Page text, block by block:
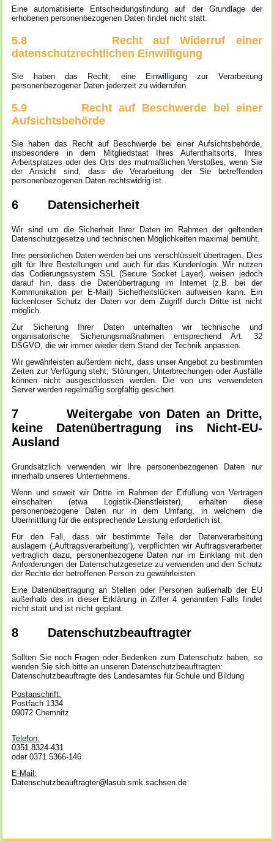
Eine automatisierte Entscheidungsfindung auf der Grundlage der
erhobenen personenbezogenen Daten findet nicht statt.
5.8 Recht auf Widerruf einer
datenschutzrechtlichen Einwilligung
Sie haben das Recht, eine Einwilligung zur Verarbeitung
personenbezogener Daten jederzeit zu widerrufen.
5.9 Recht auf Beschwerde bei einer
Aufsichtsbehörde
Sie haben das Recht auf Beschwerde bei einer Aufsichtsbehörde,
insbesondere in dem Mitgliedstaat Ihres Aufenthaltsorts, Ihres
Arbeitsplatzes oder des Orts des mutmaßlichen Verstoßes, wenn Sie
der Ansicht sind, dass die Verarbeitung der Sie betreffenden
personenbezogenen Daten rechtswidrig ist.
6 Datensicherheit
Wir sind um die Sicherheit Ihrer Daten im Rahmen der geltenden
Datenschutzgesetze und technischen Möglichkeiten maximal bemüht.
Ihre persönlichen Daten werden bei uns verschlüsselt übertragen. Dies
gilt für Ihre Bestellungen und auch für das Kundenlogin. Wir nutzen
das Codierungssystem SSL (Secure Socket Layer), weisen jedoch
darauf hin, dass die Datenübertragung im Internet (z.B. bei der
Kommunikation per E-Mail) Sicherheitslücken aufweisen kann. Ein
lückenloser Schutz der Daten vor dem Zugriff durch Dritte ist nicht
möglich.
Zur Sicherung Ihrer Daten unterhalten wir technische und
organisatorische Sicherungsmaßnahmen entsprechend Art. 32
DSGVO, die wir immer wieder dem Stand der Technik anpassen.
Wir gewährleisten außerdem nicht, dass unser Angebot zu bestimmten
Zeiten zur Verfügung steht; Störungen, Unterbrechungen oder Ausfälle
können nicht ausgeschlossen werden. Die von uns verwendeten
Server werden regelmäßig sorgfältig gesichert.
7 Weitergabe von Daten an Dritte,
keine Datenübertragung ins Nicht-EU-
Ausland
Grundsätzlich verwenden wir Ihre personenbezogenen Daten nur
innerhalb unseres Unternehmens.
Wenn und soweit wir Dritte im Rahmen der Erfüllung von Verträgen
einschalten (etwa Logistik-Dienstleister), erhalten diese
personenbezogene Daten nur in dem Umfang, in welchem die
Übermittlung für die entsprechende Leistung erforderlich ist.
Für den Fall, dass wir bestimmte Teile der Datenverarbeitung
auslagern („Auftragsverarbeitung“), verpflichten wir Auftragsverarbeiter
vertraglich dazu, personenbezogene Daten nur im Einklang mit den
Anforderungen der Datenschutzgesetze zu verwenden und den Schutz
der Rechte der betroffenen Person zu gewährleisten.
Eine Datenübertragung an Stellen oder Personen außerhalb der EU
außerhalb des in dieser Erklärung in Ziffer 4 genannten Falls findet
nicht statt und ist nicht geplant.
8 Datenschutzbeauftragter
Sollten Sie noch Fragen oder Bedenken zum Datenschutz haben, so
wenden Sie sich bitte an unseren Datenschutzbeauftragten:
Datenschutzbeauftragte des Landesamtes für Schule und Bildung
Postanschrift:
Postfach 1334
09072 Chemnitz
Telefon:
0351 8324-431
oder 0371 5366-146
E-Mail:
Datenschutzbeauftragter@lasub.smk.sachsen.de